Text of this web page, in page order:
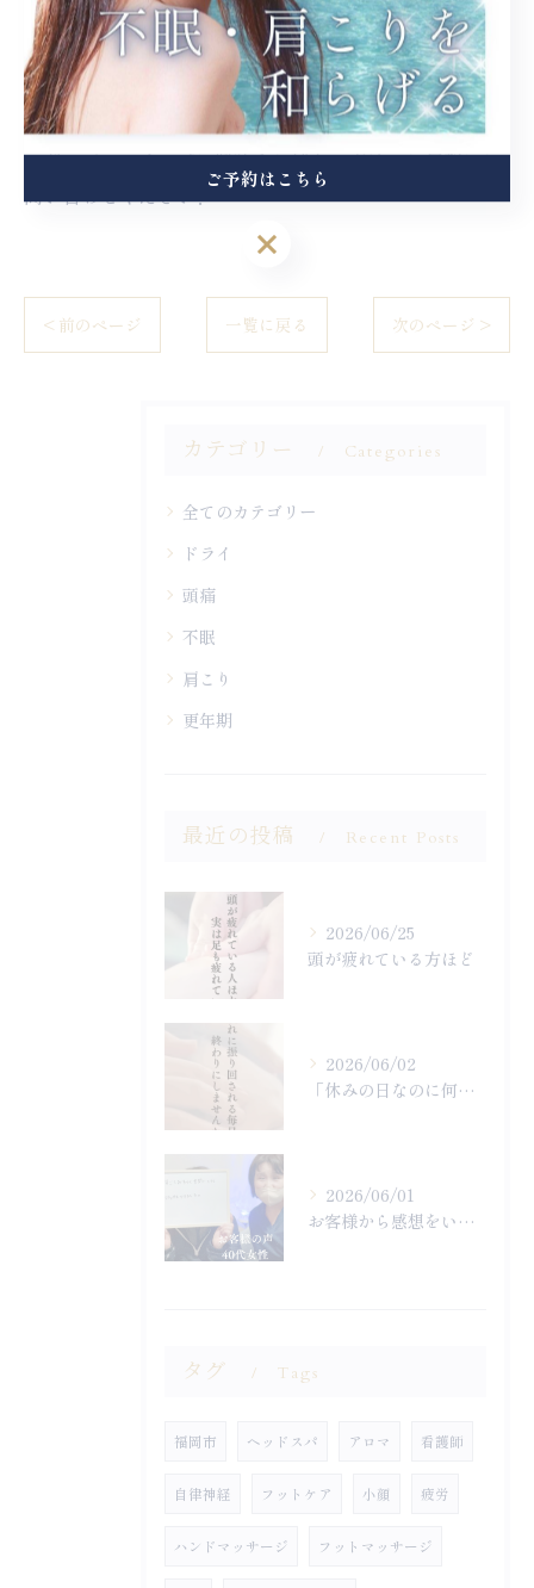
歩5分の女性専用リラクゼーションサロンです。オーダ
ーメイドのアロマで癒されながらドライヘッドスパを楽
しめるお店となっており、不眠やストレス、慢性的な疲
労に悩まれている方にぴったりです。 福岡市エリアでヘ
ッドスパマッサージに興味をお持ちの方は、お気軽にお
問い合わせください！
< 前のページ 一覧に戻る 次のページ >
カテゴリー Categories
全てのカテゴリー
ドライ
頭痛
不眠
肩こり
更年期
最近の投稿 Recent Posts
2026/06/25
頭が疲れている方ほど
2026/06/02
「休みの日なのに何もやる気になれず終わってしまった…」
2026/06/01
お客様から感想をいただきました
タグ Tags
福岡市 ヘッドスパ アロマ 看護師
自律神経 フットケア 小顔 疲労
ハンドマッサージ フットマッサージ
ご予約はこちら
ご予約はこちら